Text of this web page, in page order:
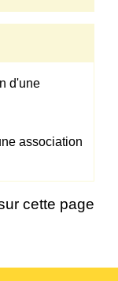
d'une
association
cette page